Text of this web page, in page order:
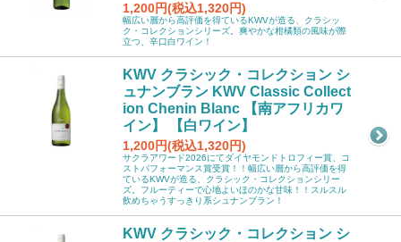
1,200円(税込1,320円)
幅広い層から高評価を得ているKWVが造る、クラシッ
ク・コレクションシリーズ。爽やかな柑橘類の風味が際
立つ、辛口白ワイン！
KWV クラシック・コレクション シ
ュナンブラン KWV Classic Collect
ion Chenin Blanc 【南アフリカワ
イン】 【白ワイン】
1,200円(税込1,320円)
サクラアワード2026にてダイヤモンドトロフィー賞、コ
ストパフォーマンス賞受賞！！幅広い層から高評価を得
ているKWVが造る、クラシック・コレクションシリー
ズ。フルーティーで心地よいほのかな甘味！！スルスル
飲めちゃうすっきり系シュナンブラン！
KWV クラシック・コレクション シ